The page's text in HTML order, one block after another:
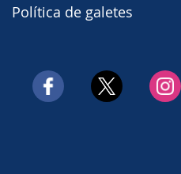
Política de galetes